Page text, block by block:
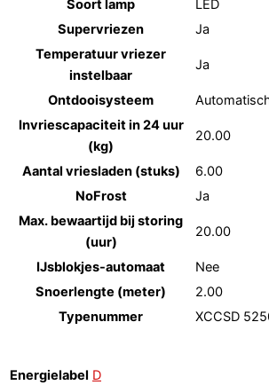
Soort lamp
LED
Supervriezen
Ja
Temperatuur vriezer
instelbaar
Ja
Ontdooisysteem
Invriescapaciteit in 24 uur
(kg)
20.00
Aantal vriesladen (stuks)
6.00
NoFrost
Ja
Max. bewaartijd bij storing
(uur)
20.00
IJsblokjes-automaat
Nee
Snoerlengte (meter)
2.00
Typenummer
XCCSD
Energielabel D